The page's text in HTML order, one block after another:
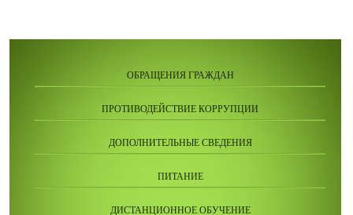
ОБРАЩЕНИЯ ГРАЖДАН
ПРОТИВОДЕЙСТВИЕ КОРРУПЦИИ
ДОПОЛНИТЕЛЬНЫЕ СВЕДЕНИЯ
ПИТАНИЕ
ДИСТАНЦИОННОЕ ОБУЧЕНИЕ